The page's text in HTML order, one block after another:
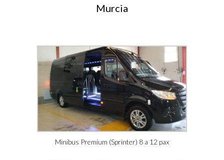
Murcia
Minibus Premium (Sprinter) 8 a 12 pax